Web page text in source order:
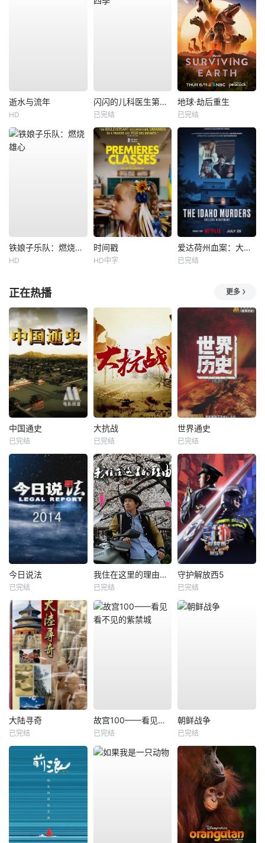
逝水与流年
HD
闪闪的儿科医生第四季
已完结
地球·劫后重生
已完结
铁娘子乐队：燃烧雄心
HD
时间戳
HD中字
爱达荷州血案：大学梦魇
已完结
正在热播 更多
中国通史
已完结
大抗战
已完结
世界通史
已完结
今日说法
已完结
我住在这里的理由第一季
已完结
守护解放西5
已完结
大陆寻奇
已完结
故宫100——看见看不见的紫禁城
已完结
朝鲜战争
已完结